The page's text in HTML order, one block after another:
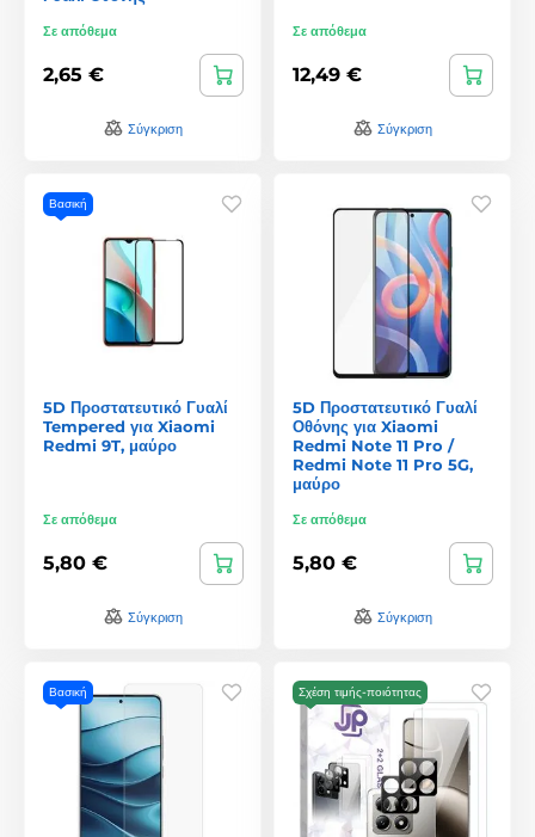
Σε απόθεμα
2,65 €
Σύγκριση
Σε απόθεμα
12,49 €
Σύγκριση
Βασική
5D Προστατευτικό Γυαλί
Tempered για Xiaomi
Redmi 9T, μαύρο
Σε απόθεμα
5,80 €
Σύγκριση
5D Προστατευτικό Γυαλί
Οθόνης για Xiaomi
Redmi Note 11 Pro /
Redmi Note 11 Pro 5G,
μαύρο
Σε απόθεμα
5,80 €
Σύγκριση
Βασική Σχέση τιμής-ποιότητας